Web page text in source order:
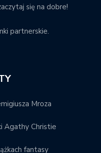
się na dobre!
partnerskie.
Mroza
Agathy Christie
fantasy